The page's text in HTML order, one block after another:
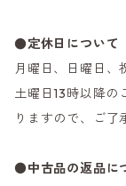
●定休日について
月曜日、日曜日、
土曜日13時以降の
りますので、ご了
●中古品の返品に